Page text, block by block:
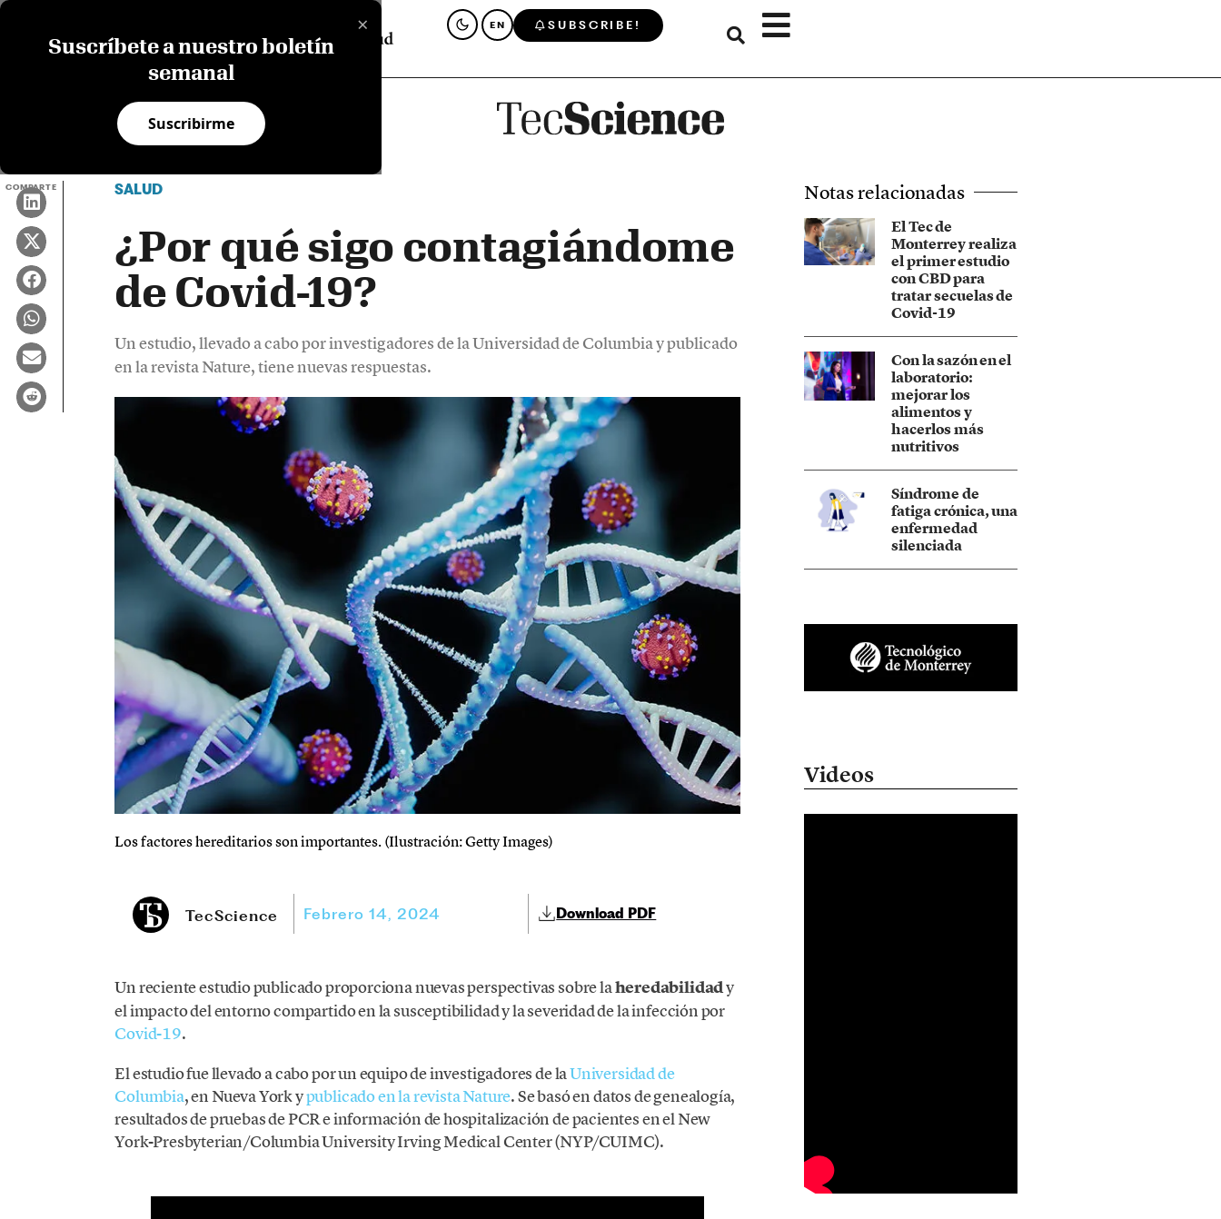
×
Suscríbete a nuestro boletín
semanal
Suscribirme
EN SUBSCRIBE!
COMPARTE SALUD
¿Por qué sigo contagiándome
de Covid-19?
Un estudio, llevado a cabo por investigadores de la Universidad de Columbia y publicado
en la revista Nature, tiene nuevas respuestas.
Los factores hereditarios son importantes. (Ilustración: Getty Images)
TecScience Febrero 14, 2024 Download PDF
Un reciente estudio publicado proporciona nuevas perspectivas sobre laheredabilidady
el impacto del entorno compartido en la susceptibilidad y la severidad de la infección por
Covid-19.
El estudio fue llevado a cabo por un equipo de investigadores de laUniversidad de
Columbia, en Nueva York ypublicado en la revista Nature. Se basó en datos de genealogía,
resultados de pruebas de PCR e información de hospitalización de pacientes en el New
York-Presbyterian/Columbia University Irving Medical Center (NYP/CUIMC).
Notas relacionadas
El Tec de
Monterrey realiza
el primer estudio
con CBD para
tratar secuelas de
Covid-19
Con la sazón en el
laboratorio:
mejorar los
alimentos y
hacerlos más
nutritivos
Síndrome de
fatiga crónica, una
enfermedad
silenciada
Videos